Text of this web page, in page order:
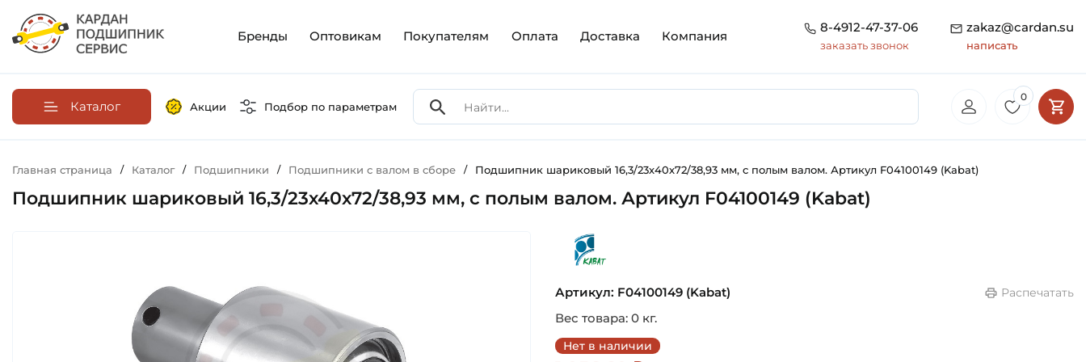
Бренды Оптовикам Покупателям Оплата Доставка Компания
8-4912-47-37-06
заказать звонок
zakaz@cardan.su
написать
Каталог Акции Подбор по параметрам
0
Главная страница / Каталог / Подшипники / Подшипники с валом в сборе / Подшипник шариковый 16,3/23х40х72/38,93 мм, с полым валом. Артикул F04100149 (Kabat)
Подшипник шариковый 16,3/23х40х72/38,93 мм, с полым валом. Артикул F04100149 (Kabat)
Артикул: F04100149 (Kabat)
Распечатать
Вес товара: 0 кг.
Нет в наличии